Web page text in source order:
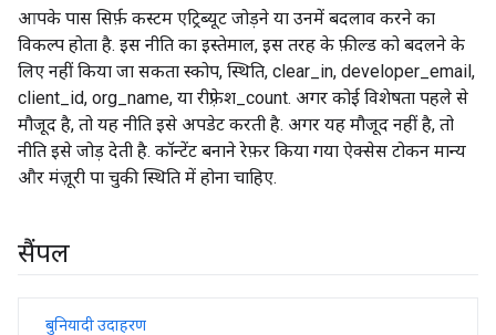
आपके पास सिर्फ़ कस्टम एट्रिब्यूट जोड़ने या उनमें बदलाव करने का
विकल्प होता है. इस नीति का इस्तेमाल, इस तरह के फ़ील्ड को बदलने के
लिए नहीं किया जा सकता स्कोप, स्थिति, clear_in, developer_email,
client_id, org_name, या रीफ़्रेश_count. अगर कोई विशेषता पहले से
मौजूद है, तो यह नीति इसे अपडेट करती है. अगर यह मौजूद नहीं है, तो
नीति इसे जोड़ देती है. कॉन्टेंट बनाने रेफ़र किया गया ऐक्सेस टोकन मान्य
और मंज़ूरी पा चुकी स्थिति में होना चाहिए.
सैंपल
बुनियादी उदाहरण